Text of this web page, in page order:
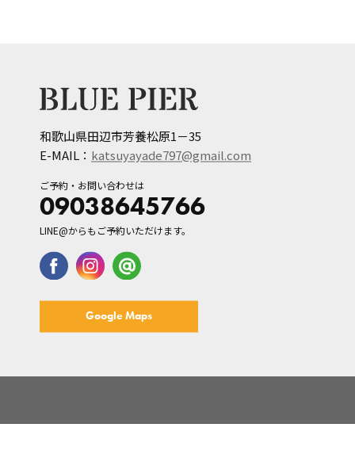
和歌山県田辺市芳養松原1－35
E-MAIL： katsuyayade797@gmail.com
ご予約・お問い合わせは
09038645766
LINE@からもご予約いただけます。
Google Maps